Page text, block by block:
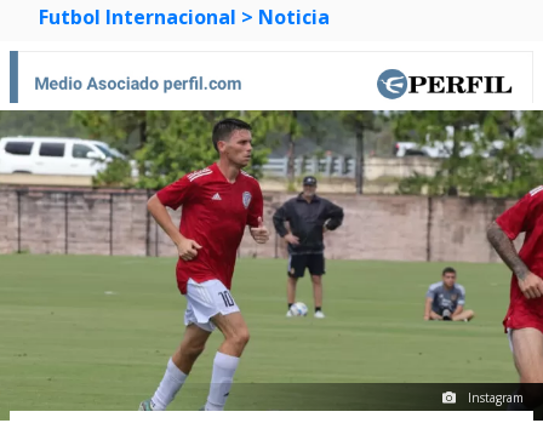
Futbol Internacional > Noticia
Instagram